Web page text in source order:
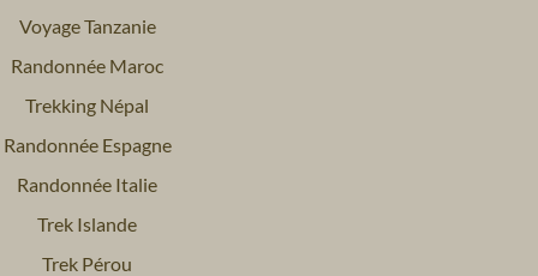
Voyage Tanzanie
Randonnée Maroc
Trekking Népal
Randonnée Espagne
Randonnée Italie
Trek Islande
Trek Pérou